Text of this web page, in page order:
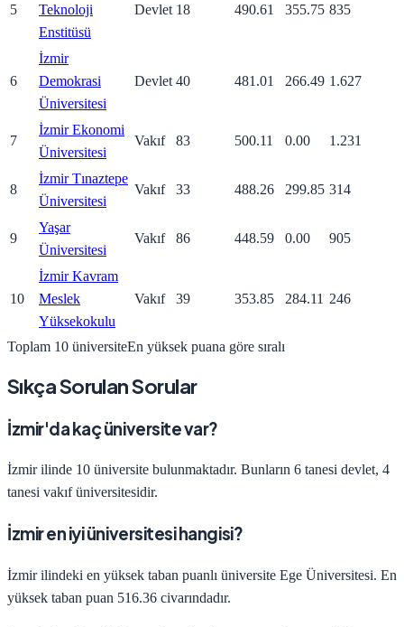
5
Teknoloji
Enstitüsü
Devlet 18 490.61 355.75 835
6
İzmir
Demokrasi
Üniversitesi
Devlet 40 481.01 266.49 1.627
7
İzmir Ekonomi
Üniversitesi
Vakıf 83 500.11 0.00 1.231
8
İzmir Tınaztepe
Üniversitesi
Vakıf 33 488.26 299.85 314
9
Yaşar
Üniversitesi
Vakıf 86 448.59 0.00 905
10
İzmir Kavram
Meslek
Yüksekokulu
Vakıf 39 353.85 284.11 246
Toplam 10 üniversiteEn yüksek puana göre sıralı
Sıkça Sorulan Sorular
İzmir'da kaç üniversite var?
İzmirilinde 10 üniversite bulunmaktadır. Bunların 6 tanesi devlet, 4
tanesi vakıf üniversitesidir.
İzmiren iyi üniversitesi hangisi?
İzmirilindeki en yüksek taban puanlı üniversite Ege Üniversitesi. En
yüksek taban puan 516.36 civarındadır.